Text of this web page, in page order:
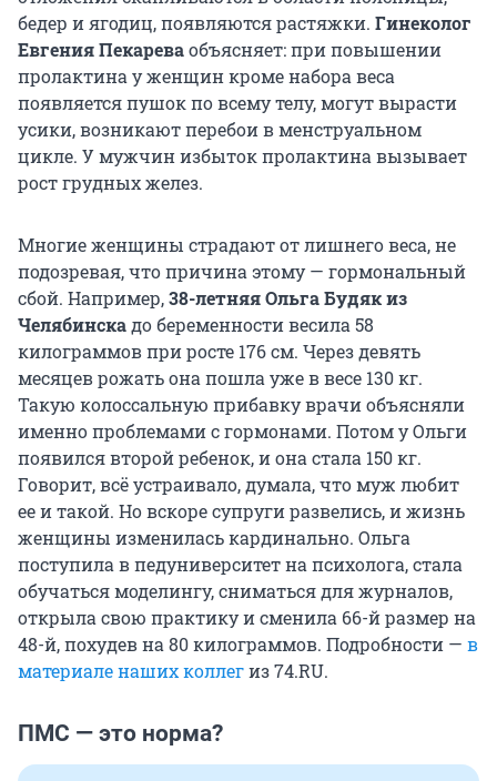
бедер и ягодиц, появляются растяжки. Гинеколог
Евгения Пекареваобъясняет: при повышении
пролактина у женщин кроме набора веса
появляется пушок по всему телу, могут вырасти
усики, возникают перебои в менструальном
цикле. У мужчин избыток пролактина вызывает
рост грудных желез.
Многие женщины страдают от лишнего веса, не
подозревая, что причина этому — гормональный
сбой. Например,38-летняя Ольга Будяк из
Челябинскадо беременности весила 58
килограммов при росте 176 см. Через девять
месяцев рожать она пошла уже в весе 130 кг.
Такую колоссальную прибавку врачи объясняли
именно проблемами с гормонами. Потом у Ольги
появился второй ребенок, и она стала 150 кг.
Говорит, всё устраивало, думала, что муж любит
ее и такой. Но вскоре супруги развелись, и жизнь
женщины изменилась кардинально. Ольга
поступила в педуниверситет на психолога, стала
обучаться моделингу, сниматься для журналов,
открыла свою практику и сменила 66-й размер на
48-й, похудев на 80 килограммов. Подробности — в
материале наших коллегиз 74.RU.
ПМС — это норма?